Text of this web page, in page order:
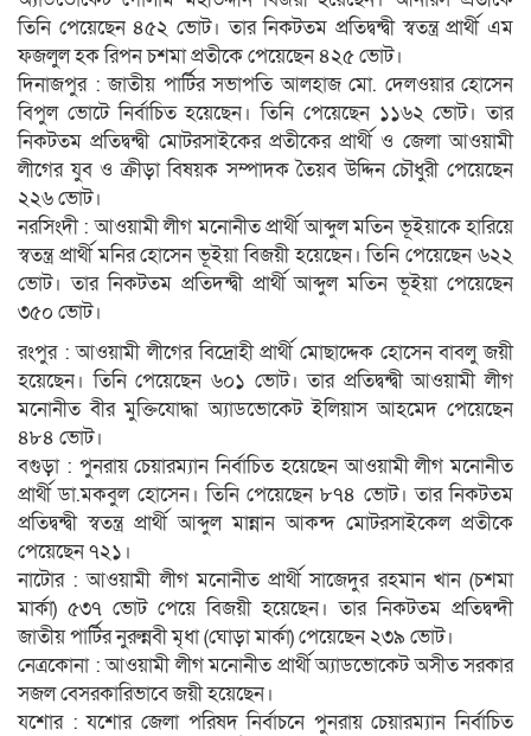
তিনি পেয়েছেন ৪৫২ ভোট। তার নিকটতম প্রতিদ্বন্দ্বী স্বতন্ত্র প্রার্থী এম
ফজলুল হক রিপন চশমা প্রতীকে পেয়েছেন ৪২৫ ভোট।
দিনাজপুর : জাতীয় পার্টির সভাপতি আলহাজ মো. দেলওয়ার হোসেন
বিপুল ভোটে নির্বাচিত হয়েছেন। তিনি পেয়েছেন ১১৬২ ভোট। তার
নিকটতম প্রতিদ্বন্দ্বী মোটরসাইকের প্রতীকের প্রার্থী ও জেলা আওয়ামী
লীগের যুব ও ক্রীড়া বিষয়ক সম্পাদক তৈয়ব উদ্দিন চৌধুরী পেয়েছেন
২২৬ ভোট।
নরসিংদী : আওয়ামী লীগ মনোনীত প্রার্থী আব্দুল মতিন ভূইয়াকে হারিয়ে
স্বতন্ত্র প্রার্থী মনির হোসেন ভূইয়া বিজয়ী হয়েছেন। তিনি পেয়েছেন ৬২২
ভোট। তার নিকটতম প্রতিদন্দ্বী প্রার্থী আব্দুল মতিন ভূইয়া পেয়েছেন
৩৫০ ভোট।
রংপুর : আওয়ামী লীগের বিদ্রোহী প্রার্থী মোছাদ্দেক হোসেন বাবলু জয়ী
হয়েছেন। তিনি পেয়েছেন ৬০১ ভোট। তার প্রতিদ্বন্দ্বী আওয়ামী লীগ
মনোনীত বীর মুক্তিযোদ্ধা অ্যাডভোকেট ইলিয়াস আহমেদ পেয়েছেন
৪৮৪ ভোট।
বগুড়া : পুনরায় চেয়ারম্যান নির্বাচিত হয়েছেন আওয়ামী লীগ মনোনীত
প্রার্থী ডা.মকবুল হোসেন। তিনি পেয়েছেন ৮৭৪ ভোট। তার নিকটতম
প্রতিদ্বন্দ্বী স্বতন্ত্র প্রার্থী আব্দুল মান্নান আকন্দ মোটরসাইকেল প্রতীকে
পেয়েছেন ৭২১।
নাটোর : আওয়ামী লীগ মনোনীত প্রার্থী সাজেদুর রহমান খান (চশমা
মার্কা) ৫৩৭ ভোট পেয়ে বিজয়ী হয়েছেন। তার নিকটতম প্রতিদ্বন্দী
জাতীয় পার্টির নুরুন্নবী মৃধা (ঘোড়া মার্কা) পেয়েছেন ২৩৯ ভোট।
নেত্রকোনা : আওয়ামী লীগ মনোনীত প্রার্থী অ্যাডভোকেট অসীত সরকার
সজল বেসরকারিভাবে জয়ী হয়েছেন।
যশোর : যশোর জেলা পরিষদ নির্বাচনে পুনরায় চেয়ারম্যান নির্বাচিত